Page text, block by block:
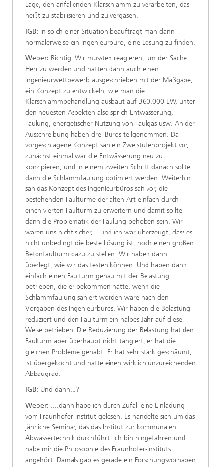
Lage, den anfallenden Klärschlamm zu verarbeiten, das
heißt zu stabilisieren und zu vergasen.
IGB: In solch einer Situation beauftragt man dann
normalerweise ein Ingenieurbüro, eine Lösung zu finden.
Weber: Richtig. Wir mussten reagieren, um der Sache
Herr zu werden und hatten dann auch einen
Ingenieurwettbewerb ausgeschrieben mit der Maßgabe,
ein Konzept zu entwickeln, wie man die
Klärschlammbehandlung ausbaut auf 360.000 EW, unter
den neuesten Aspekten also sprich Entwässerung,
Faulung, energetischer Nutzung von Faulgas usw. An der
Ausschreibung haben drei Büros teilgenommen. Da
vorgeschlagene Konzept sah ein Zweistufenprojekt vor,
zunächst einmal war die Entwässerung neu zu
konzipieren, und in einem zweiten Schritt danach sollte
dann die Schlammfaulung optimiert werden. Weiterhin
sah das Konzept des Ingenieurbüros sah vor, die
bestehenden Faultürme der alten Art einfach durch
einen vierten Faulturm zu erweitern und damit sollte
dann die Problematik der Faulung behoben sein. Wir
waren uns nicht sicher, – und ich war überzeugt, dass es
nicht unbedingt die beste Lösung ist, noch einen großen
Betonfaulturm dazu zu stellen. Wir haben dann
überlegt, wie wir das testen können. Und haben dann
einfach einen Faulturm genau mit der Belastung
betrieben, die er bekommen hätte, wenn die
Schlammfaulung saniert worden wäre nach den
Vorgaben des Ingenieurbüros. Wir haben die Belastung
reduziert und den Faulturm ein halbes Jahr auf diese
Weise betrieben. Die Reduzierung der Belastung hat den
Faulturm aber überhaupt nicht tangiert, er hat die
gleichen Probleme gehabt. Er hat sehr stark geschäumt,
ist übergekocht und hatte einen wirklich unzureichenden
Abbaugrad.
IGB: Und dann...?
Weber: ....dann habe ich durch Zufall eine Einladung
vom Fraunhofer-Institut gelesen. Es handelte sich um das
jährliche Seminar, das das Institut zur kommunalen
Abwassertechnik durchführt. Ich bin hingefahren und
habe mir die Philosophie des Fraunhofer-Instituts
angehört. Damals gab es gerade ein Forschungsvorhaben